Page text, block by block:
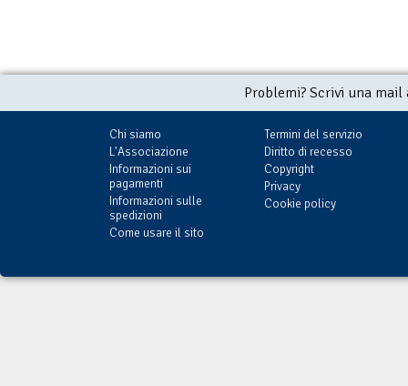
Problemi? Scrivi una
Chi siamo
L'Associazione
Informazioni sui
pagamenti
Informazioni sulle
spedizioni
Come usare il sito
Termini del servizio
Diritto di recesso
Copyright
Privacy
Cookie policy